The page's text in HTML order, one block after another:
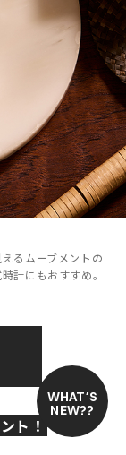
WHAT’S
NEW??
るムーブメントの
計にもおすすめ。
ト！